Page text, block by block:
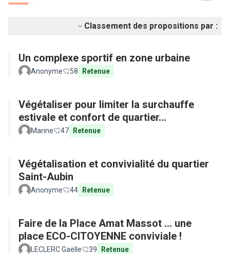
Classement des propositions par :
Un complexe sportif en zone urbaine
Anonyme 58 Retenue
Végétaliser pour limiter la surchauffe
estivale et confort de quartier...
Marine 47 Retenue
Végétalisation et convivialité du quartier
Saint-Aubin
Anonyme 44 Retenue
Faire de la Place Amat Massot ... une
place ECO-CITOYENNE conviviale !
LECLERC Gaëlle 39 Retenue